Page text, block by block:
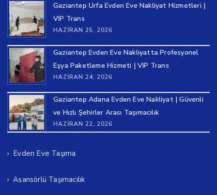
Gaziantep Urfa Evden Eve Nakliyat Hizmetleri |
VIP Trans
HAZIRAN 25, 2026
Gaziantep Evden Eve Nakliyatta Profesyonel
Eşya Paketleme Hizmeti | VIP Trans
HAZIRAN 24, 2026
Gaziantep Adana Evden Eve Nakliyat | Güvenli
ve Hızlı Şehirler Arası Taşımacılık
HAZIRAN 22, 2026
Evden Eve Taşıma
Asansörlü Taşımacılık